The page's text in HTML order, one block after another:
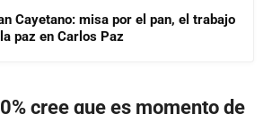
Cayetano: misa por el pan, el trabajo
paz en Carlos Paz
cree que es momento de